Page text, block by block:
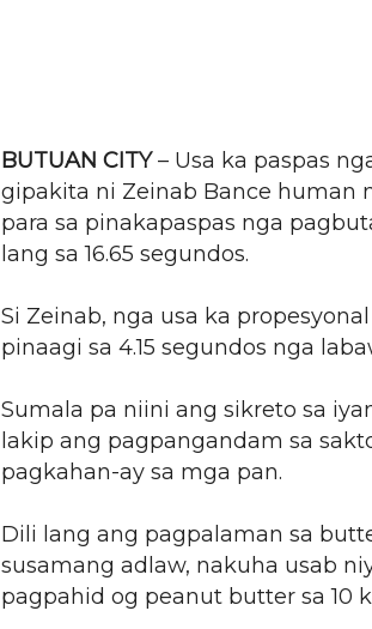
BUTUAN CITY– Usa ka paspas
gipakita ni Zeinab Bance human
para sa pinakapaspas nga
lang sa 16.65 segundos.
Si Zeinab, nga usa ka
pinaagi sa 4.15 segundos nga
Sumala pa niini ang sikreto sa
lakip ang pagpangandam sa
pagkahan-ay sa mga pan.
Dili lang ang pagpalaman sa
susamang adlaw, nakuha usab
pagpahid og peanut butter sa 10